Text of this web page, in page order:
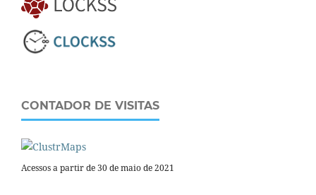
CONTADOR DE VISITAS
Acessos a partir de 30 de maio de 2021